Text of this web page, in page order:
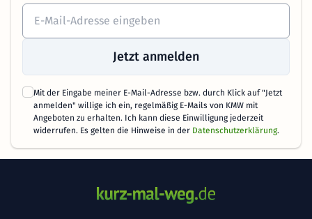
Jetzt anmelden
Mit der Eingabe meiner E-Mail-Adresse bzw. durch Klick auf "Jetzt
anmelden" willige ich ein, regelmäßig E-Mails von KMW mit
Angeboten zu erhalten. Ich kann diese Einwilligung jederzeit
widerrufen. Es gelten die Hinweise in der Datenschutzerklärung.